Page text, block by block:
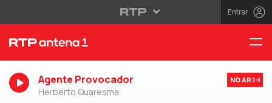
Entrar
Agente Provocador
Herberto Quaresma
NO AR